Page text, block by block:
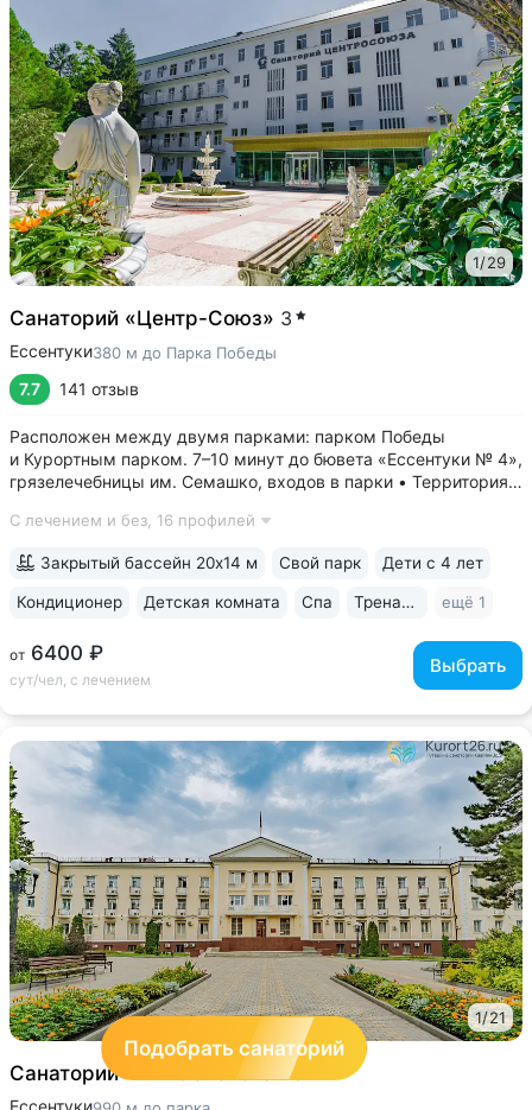
1/29
Санаторий «Центр-Союз» 3
Ессентуки380 м до Парка Победы
7.7 141 отзыв
Расположен между двумя парками: парком Победы
и Курортным парком. 7–10 минут до бювета «Ессентуки № 4»,
грязелечебницы им. Семашко, входов в парки • Территория
фонтанами, скульптурами, беседками и уличными
С лечением и без, 16 профилей
от 6400 ₽
сут/чел, с лечением
Выбрать
Закрытый бассейн 20х14 м Свой парк Дети с 4 лет
Кондиционер Детская комната Спа Тренажерный зал ещё 1
1/21
Санаторий «им. Сеченова» 3
Ессентуки
Подобрать санаторий